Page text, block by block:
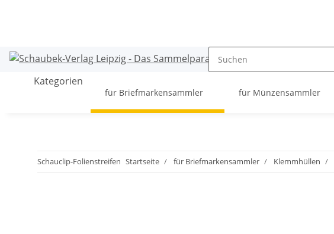
Kategorien
für Briefmarkensammler für Münzensammler
Schauclip-Folienstreifen Startseite für Briefmarkensammler Klemmhüllen